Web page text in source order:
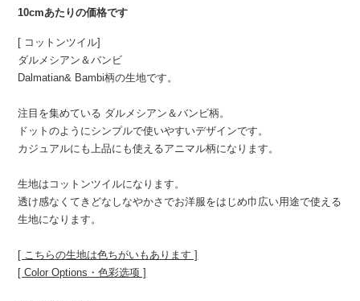
10cmあたりの価格です
[ コットンツイル]
ダルメシアン＆バンビ
Dalmatian& Bambi柄の生地です。
注目を集めている ダルメシアン＆バンビ柄。
ドットのようにシンプルで使いやすいデザインです。
カジュアルにも上品にも使えるアニマル柄になります。
生地はコットンツイルになります。
透け感なくてきどなしなやかさでお洋服をはじめ巾広い用途で使える
生地になります。
[ こちらの生地は色ちがいもあります ]
[ Color Options・色彩选项 ]